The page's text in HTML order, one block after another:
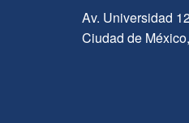
Av. Universidad
Ciudad de